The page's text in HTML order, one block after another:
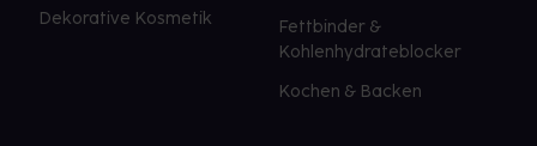
Dekorative Kosmetik
Fettbinder &
Kohlenhydrateblocker
Kochen & Backen